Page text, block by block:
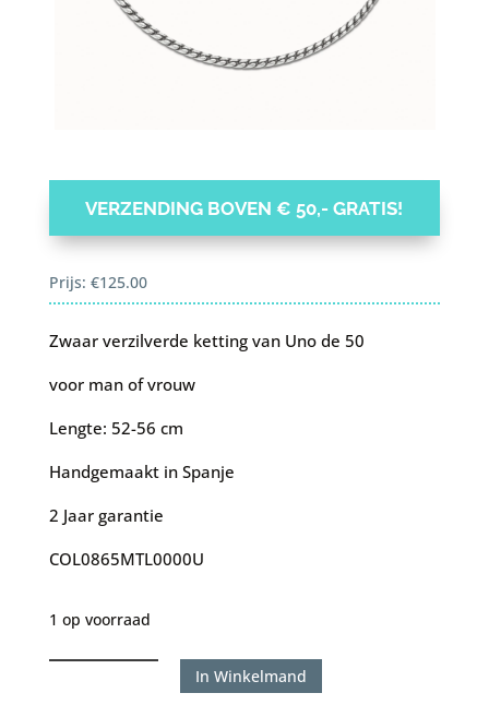
VERZENDING BOVEN € 50,- GRATIS!
Prijs: €125.00
Zwaar verzilverde ketting van Uno de 50
voor man of vrouw
Lengte: 52-56 cm
Handgemaakt in Spanje
2 Jaar garantie
COL0865MTL0000U
1 op voorraad
In Winkelmand